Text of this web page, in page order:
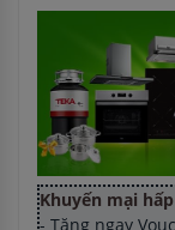
Khuyến mại
- Tặng ngay